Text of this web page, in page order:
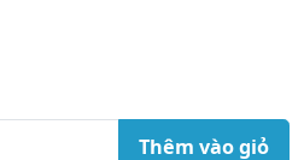
Thêm vào giỏ